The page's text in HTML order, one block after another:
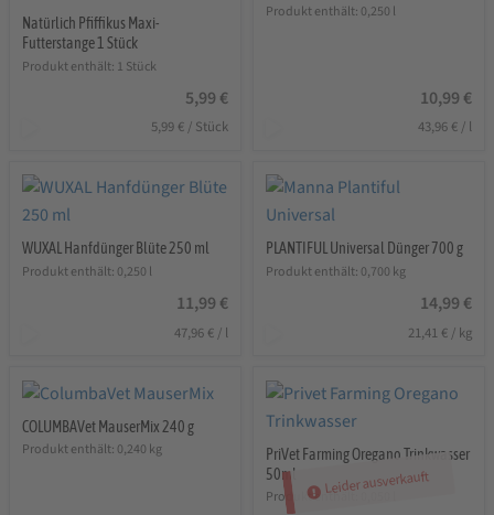
Natürlich Pfiffikus Maxi-
Futterstange 1 Stück
Produkt enthält: 1 Stück
5,99 €
5,99 € / Stück
Produkt enthält: 0,250 l
10,99 €
43,96 €/ l
WUXAL Hanfdünger Blüte 250 ml
Produkt enthält: 0,250 l
11,99 €
47,96 € / l
PLANTIFUL Universal Dünger 700 g
Produkt enthält: 0,700 kg
14,99 €
21,41 €/ kg
COLUMBAVet MauserMix 240 g
Produkt enthält: 0,240 kg
Leider ausverkauft
PriVet Farming Oregano Trinkwasser
50ml
Produkt enthält: 0,050